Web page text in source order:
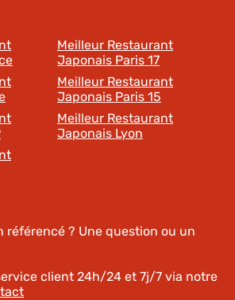
Meilleur Restaurant
Japonais Paris 17
Meilleur Restaurant
Japonais Paris 15
Meilleur Restaurant
Japonais Lyon
référencé ? Une question ou un
client 24h/24 et 7j/7 via notre